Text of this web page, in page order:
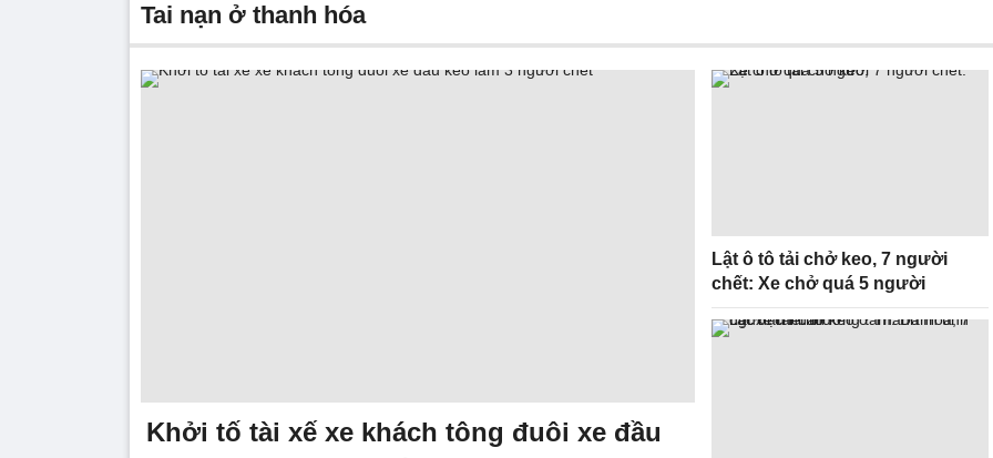
tai nạn ở thanh hóa
Khởi tố tài xế xe khách tông đuôi xe đầu
Lật ô tô tải chở keo, 7 người
chết: Xe chở quá 5 người